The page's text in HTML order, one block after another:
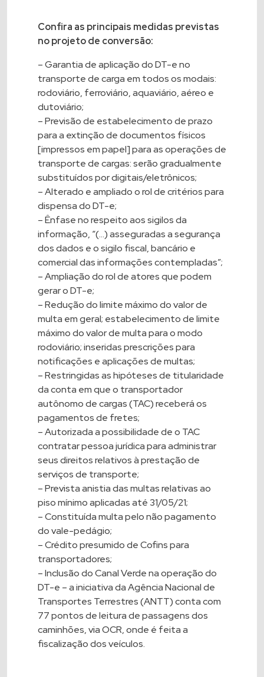
Confira as principais medidas previstas
no projeto de conversão:
– Garantia de aplicação do DT-e no
transporte de carga em todos os modais:
rodoviário, ferroviário, aquaviário, aéreo e
dutoviário;
– Previsão de estabelecimento de prazo
para a extinção de documentos físicos
[impressos em papel] para as operações de
transporte de cargas: serão gradualmente
substituídos por digitais/eletrônicos;
– Alterado e ampliado o rol de critérios para
dispensa do DT-e;
– Ênfase no respeito aos sigilos da
informação, “(…) asseguradas a segurança
dos dados e o sigilo fiscal, bancário e
comercial das informações contempladas”;
– Ampliação do rol de atores que podem
gerar o DT-e;
– Redução do limite máximo do valor de
multa em geral; estabelecimento de limite
máximo do valor de multa para o modo
rodoviário; inseridas prescrições para
notificações e aplicações de multas;
– Restringidas as hipóteses de titularidade
da conta em que o transportador
autônomo de cargas (TAC) receberá os
pagamentos de fretes;
– Autorizada a possibilidade de o TAC
contratar pessoa jurídica para administrar
seus direitos relativos à prestação de
serviços de transporte;
– Prevista anistia das multas relativas ao
piso mínimo aplicadas até 31/05/21;
– Constituída multa pelo não pagamento
do vale-pedágio;
– Crédito presumido de Cofins para
transportadores;
– Inclusão do Canal Verde na operação do
DT-e – a iniciativa da Agência Nacional de
Transportes Terrestres (ANTT) conta com
77 pontos de leitura de passagens dos
caminhões, via OCR, onde é feita a
fiscalização dos veículos.